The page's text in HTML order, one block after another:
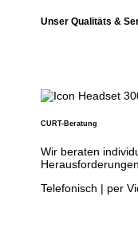
Unser Qualitäts &
CURT-Beratung
Wir beraten
Herausforderungen.
Telefonisch | per